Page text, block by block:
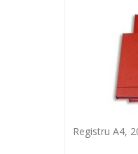
Registru A4,